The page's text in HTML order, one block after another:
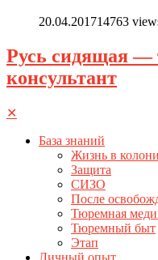
20.04.201714763
Русь сидящая
консультант
✕
База знаний
Жизнь в
Защита
СИЗО
После
Тюремная
Тюремный быт
Этап
Личный опыт